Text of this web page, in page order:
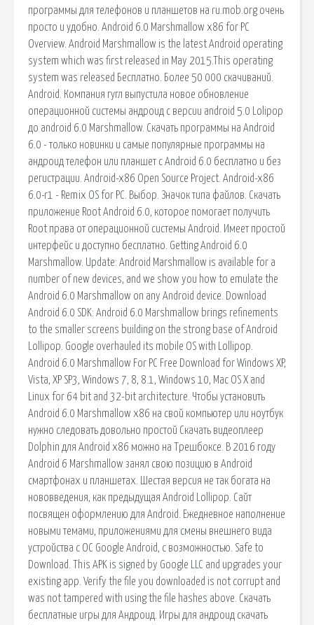
программы для телефонов и планшетов на ru.mob.org очень
просто и удобно. Android 6.0 Marshmallow x86 for PC
Overview. Android Marshmallow is the latest Android operating
system which was first released in May 2015.This operating
system was released Бесплатно. Более 50 000 скачиваний.
Android. Компания гугл выпустила новое обновление
операционной системы андроид с версии android 5.0 Lolipop
до android 6.0 Marshmallow. Скачать программы на Android
6.0 - только новинки и самые популярные программы на
андроид телефон или планшет с Android 6.0 бесплатно и без
регистрации. Android-x86 Open Source Project. Android-x86
6.0-r1 - Remix OS for PC. Выбор. Значок типа файлов. Скачать
приложение Root Android 6.0, которое помогает получить
Root права от операционной системы Android. Имеет простой
интерфейс и доступно бесплатно. Getting Android 6.0
Marshmallow. Update: Android Marshmallow is available for a
number of new devices, and we show you how to emulate the
Android 6.0 Marshmallow on any Android device. Download
Android 6.0 SDK: Android 6.0 Marshmallow brings refinements
to the smaller screens building on the strong base of Android
Lollipop. Google overhauled its mobile OS with Lollipop.
Android 6.0 Marshmallow For PC Free Download for Windows XP,
Vista, XP SP3, Windows 7, 8, 8.1, Windows 10, Mac OS X and
Linux for 64 bit and 32-bit architecture. Чтобы установить
Android 6.0 Marshmallow x86 на свой компьютер или ноутбук
нужно следовать довольно простой Скачать видеоплеер
Dolphin для Android x86 можно на Трешбоксе. В 2016 году
Android 6 Marshmallow занял свою позицию в Android
смартфонах и планшетах. Шестая версия не так богата на
нововведения, как предыдущая Android Lollipop. Сайт
посвящен оформлению для Android. Ежедневное наполнение
новыми темами, приложениями для смены внешнего вида
устройства с ОС Google Android, с возможностью. Safe to
Download. This APK is signed by Google LLC and upgrades your
existing app. Verify the file you downloaded is not corrupt and
was not tampered with using the file hashes above. Скачать
бесплатные игры для Андроид. Игры для андроид скачать